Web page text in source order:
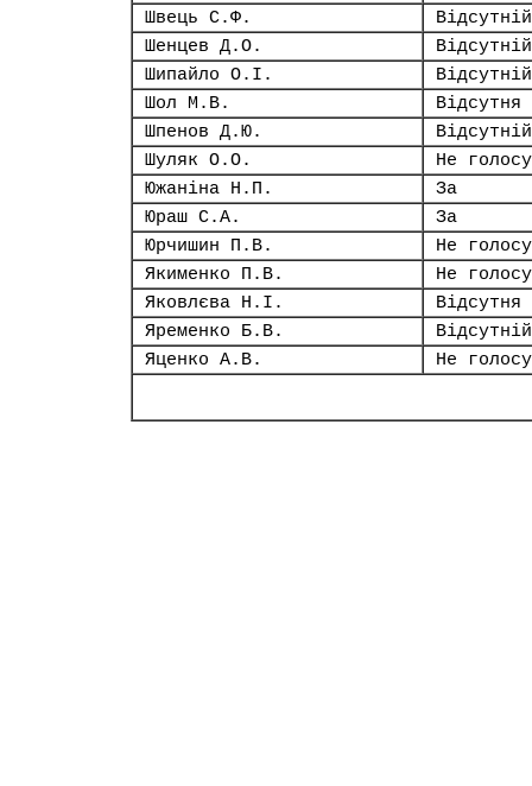
Швець С.Ф.
Відсутній
Шенцев Д.О.
Відсутній
Шипайло О.І.
Відсутній
Шол М.В.
Відсутня
Шпенов Д.Ю.
Відсутній
Шуляк О.О.
Не
Южаніна Н.П.
За
Юраш С.А.
За
Юрчишин П.В.
Не
Якименко П.В.
Не
Яковлєва Н.І.
Відсутня
Яременко Б.В.
Відсутній
Яценко А.В.
Не